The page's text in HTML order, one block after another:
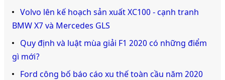
Volvo lên kế hoạch sản xuất XC100 - cạnh tranh
BMW X7 và Mercedes GLS
Quy định và luật mùa giải F1 2020 có những điểm
gì mới?
Ford công bố báo cáo xu thế toàn cầu năm 2020